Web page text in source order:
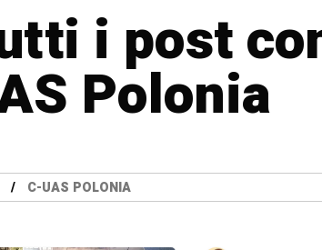
i post
Polonia
C-UAS POLONIA